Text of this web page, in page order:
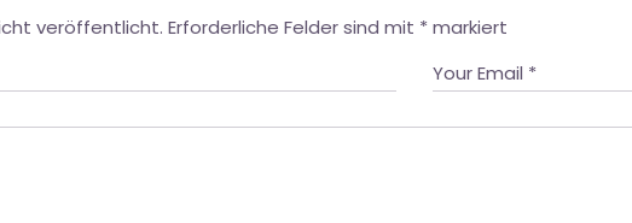
veröffentlicht. Erforderliche Felder sind mit * markiert